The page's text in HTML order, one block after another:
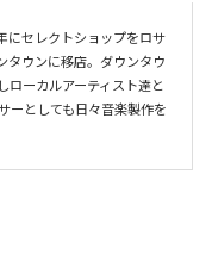
にセレクトショップをロサ
タウンに移店。ダウンタウ
ローカルアーティスト達と
ーとしても日々音楽製作を